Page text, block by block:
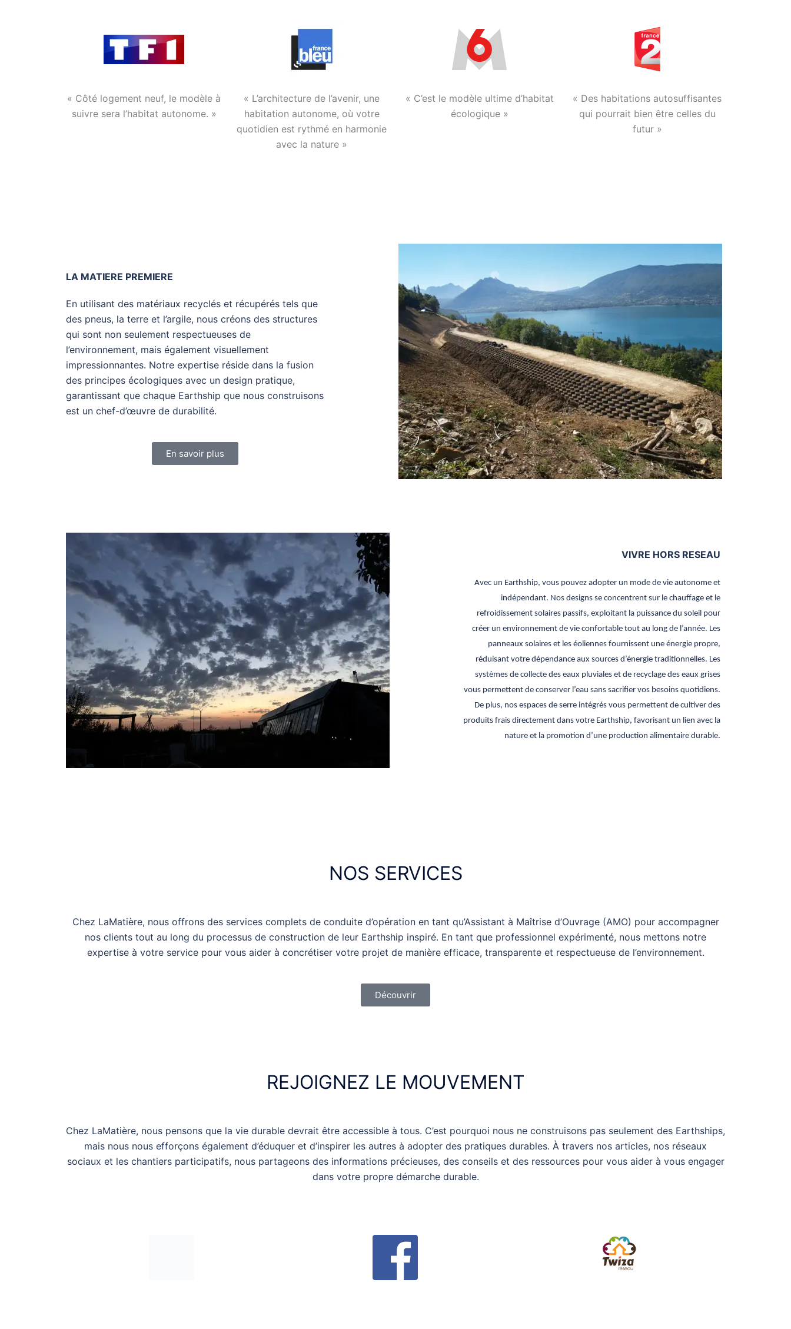
« Côté logement neuf, le modèle à
suivre sera l’habitat autonome. »
« L’architecture de l’avenir, une
habitation autonome, où votre
quotidien est rythmé en harmonie
avec la nature »
« C’est le modèle ultime d’habitat
écologique »
« Des habitations autosuffisantes
qui pourrait bien être celles du
futur »
LA MATIERE PREMIERE
En utilisant des matériaux recyclés et récupérés tels que
des pneus, la terre et l’argile, nous créons des structures
qui sont non seulement respectueuses de
l’environnement, mais également visuellement
impressionnantes. Notre expertise réside dans la fusion
des principes écologiques avec un design pratique,
garantissant que chaque Earthship que nous construisons
est un chef-d’œuvre de durabilité.
En savoir plus
VIVRE HORS RESEAU
Avec un Earthship, vous pouvez adopter un mode de vie autonome et
indépendant. Nos designs se concentrent sur le chauffage et le
refroidissement solaires passifs, exploitant la puissance du soleil pour
créer un environnement de vie confortable tout au long de l’année. Les
panneaux solaires et les éoliennes fournissent une énergie propre,
réduisant votre dépendance aux sources d’énergie traditionnelles. Les
systèmes de collecte des eaux pluviales et de recyclage des eaux grises
vous permettent de conserver l’eau sans sacrifier vos besoins quotidiens.
De plus, nos espaces de serre intégrés vous permettent de cultiver des
produits frais directement dans votre Earthship, favorisant un lien avec la
nature et la promotion d’une production alimentaire durable.
NOS SERVICES
Chez LaMatière, nous offrons des services complets de conduite d’opération en tant qu’Assistant à Maîtrise d’Ouvrage (AMO) pour accompagner
nos clients tout au long du processus de construction de leur Earthship inspiré. En tant que professionnel expérimenté, nous mettons notre
expertise à votre service pour vous aider à concrétiser votre projet de manière efficace, transparente et respectueuse de l’environnement.
Découvrir
REJOIGNEZ LE MOUVEMENT
Chez LaMatière, nous pensons que la vie durable devrait être accessible à tous. C’est pourquoi nous ne construisons pas seulement des Earthships,
mais nous nous efforçons également d’éduquer et d’inspirer les autres à adopter des pratiques durables. À travers nos articles, nos réseaux
sociaux et les chantiers participatifs, nous partageons des informations précieuses, des conseils et des ressources pour vous aider à vous engager
dans votre propre démarche durable.